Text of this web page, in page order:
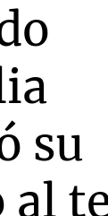
su
al